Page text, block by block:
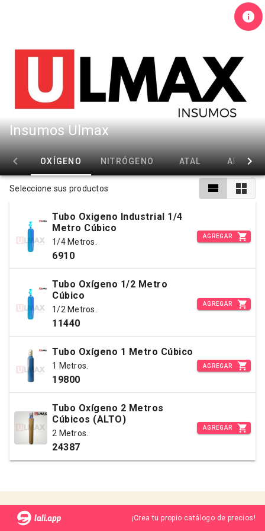
Insumos Ulmax
OXÍGENO NITRÓGENO ATAL ARGÓN
Seleccione sus productos
Tubo Oxigeno Industrial 1/4
Metro Cúbico
1/4 Metros.
6910
AGREGAR
Tubo Oxígeno 1/2 Metro
Cúbico
1/2 Metros.
11440
AGREGAR
Tubo Oxígeno 1 Metro Cúbico
1 Metros.
19800
AGREGAR
Tubo Oxígeno 2 Metros
Cúbicos (ALTO)
2 Metros.
24387
AGREGAR
¡Crea tu propio catálogo de precios!